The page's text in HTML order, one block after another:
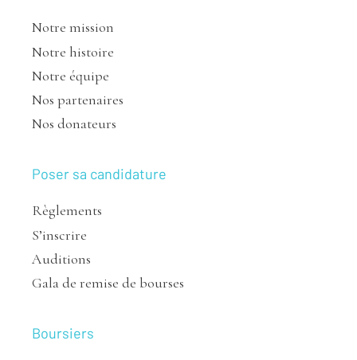
Notre mission
Notre histoire
Notre équipe
Nos partenaires
Nos donateurs
Poser sa candidature
Règlements
S’inscrire
Auditions
Gala de remise de bourses
Boursiers